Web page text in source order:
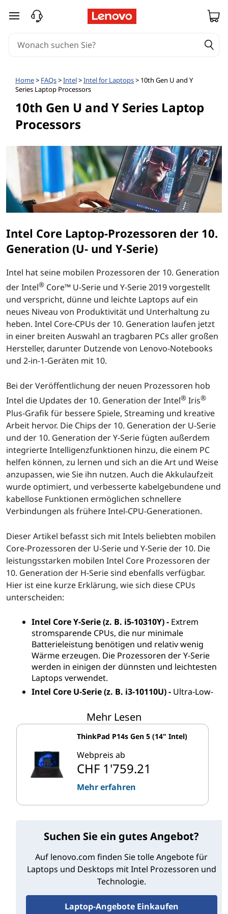
zum Hauptinhalt springen
Home> FAQs>Intel>Intel for Laptops> 10th Gen U and Y
Series Laptop Processors
10th Gen U and Y Series Laptop
Processors
Intel Core Laptop-Prozessoren der 10.
Generation (U- und Y-Serie)
Intel hat seine mobilen Prozessoren der 10. Generation
der Intel® Core™ U-Serie und Y-Serie 2019 vorgestellt
und verspricht, dünne und leichte Laptops auf ein
neues Niveau von Produktivität und Unterhaltung zu
heben. Intel Core-CPUs der 10. Generation laufen jetzt
in einer breiten Auswahl an tragbaren PCs aller großen
Hersteller, darunter Dutzende von Lenovo-Notebooks
und 2-in-1-Geräten mit 10.
Bei der Veröffentlichung der neuen Prozessoren hob
Intel die Updates der 10. Generation der Intel® Iris®
Plus-Grafik für bessere Spiele, Streaming und kreative
Arbeit hervor. Die Chips der 10. Generation der U-Serie
und der 10. Generation der Y-Serie fügten außerdem
integrierte Intelligenzfunktionen hinzu, die einem PC
helfen können, zu lernen und sich an die Art und Weise
anzupassen, wie Sie ihn nutzen. Auch die Akkulaufzeit
wurde optimiert, und verbesserte kabelgebundene und
kabellose Funktionen ermöglichen schnellere
Verbindungen als frühere Intel-CPU-Generationen.
Dieser Artikel befasst sich mit Intels beliebten mobilen
Core-Prozessoren der U-Serie und Y-Serie der 10. Die
leistungsstarken mobilen Intel Core Prozessoren der
10. Generation der H-Serie sind ebenfalls verfügbar.
Hier ist eine kurze Erklärung, wie sich diese CPUs
unterscheiden:
Intel Core Y-Serie (z. B. i5-10310Y) - Extrem
stromsparende CPUs, die nur minimale
Batterieleistung benötigen und relativ wenig
Wärme erzeugen. Die Prozessoren der Y-Serie
werden in einigen der dünnsten und leichtesten
Laptops verwendet.
Intel Core U-Serie (z. B. i3-10110U) - Ultra-Low-
Power-CPUs, die relativ mehr Akku-Energie
verbrauchen und mehr Wärme abgeben. Die
Prozessoren der U-Serie treiben eine Vielzahl von
Mainstream-Laptops für den Consumer-Bereich
Intel Core H-Serie (z. B. i7-10850H) -
leistungsstarke Grafiken unterstützen (ideal für
Gaming-Rigs und Workstations), aber bei
schneller entladen.
Es gibt auch eine "K"-Bezeichnung (z. B. i9-10980HK) für
Intel-Chips mit freigeschalteten Multiplikatoren, die
eine Übertaktung des Prozessors ermöglichen, wenn
die Bedingungen es unterstützen.
Intels mobile Prozessoren der 10. Generation werden
voraussichtlich für mehrere Jahre auf dem Markt
Mehr Lesen
ThinkPad P14s Gen 5 (14" Intel)
Webpreis ab
CHF 1'759.21
Mehr erfahren
Suchen Sie ein gutes Angebot?
Auf lenovo.com finden Sie tolle Angebote für
Laptops und Desktops mit Intel Prozessoren und
Technologie.
Laptop-Angebote Einkaufen